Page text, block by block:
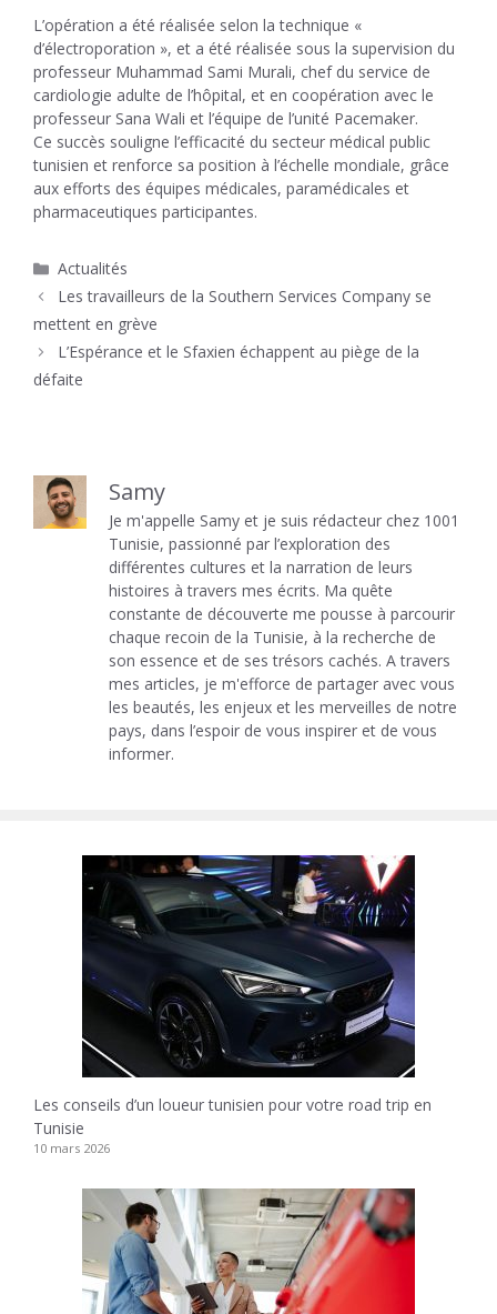
L’opération a été réalisée selon la technique «
d’électroporation », et a été réalisée sous la supervision du
professeur Muhammad Sami Murali, chef du service de
cardiologie adulte de l’hôpital, et en coopération avec le
professeur Sana Wali et l’équipe de l’unité Pacemaker.
Ce succès souligne l’efficacité du secteur médical public
tunisien et renforce sa position à l’échelle mondiale, grâce
aux efforts des équipes médicales, paramédicales et
pharmaceutiques participantes.
Catégories
Actualités
Les travailleurs de la Southern Services Company se
mettent en grève
L’Espérance et le Sfaxien échappent au piège de la
défaite
Samy
Je m'appelle Samy et je suis rédacteur chez 1001
Tunisie, passionné par l’exploration des
différentes cultures et la narration de leurs
histoires à travers mes écrits. Ma quête
constante de découverte me pousse à parcourir
chaque recoin de la Tunisie, à la recherche de
son essence et de ses trésors cachés. A travers
mes articles, je m'efforce de partager avec vous
les beautés, les enjeux et les merveilles de notre
pays, dans l’espoir de vous inspirer et de vous
informer.
Les conseils d’un loueur tunisien pour votre road trip en
Tunisie
10 mars 2026